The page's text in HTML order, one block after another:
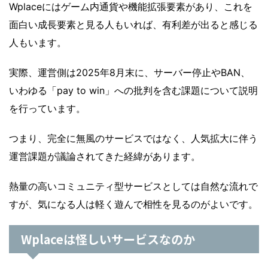
Wplaceにはゲーム内通貨や機能拡張要素があり、これを
面白い成長要素と見る人もいれば、有利差が出ると感じる
人もいます。
実際、運営側は2025年8月末に、サーバー停止やBAN、
いわゆる「pay to win」への批判を含む課題について説明
を行っています。
つまり、完全に無風のサービスではなく、人気拡大に伴う
運営課題が議論されてきた経緯があります。
熱量の高いコミュニティ型サービスとしては自然な流れで
すが、気になる人は軽く遊んで相性を見るのがよいです。
Wplaceは怪しいサービスなのか